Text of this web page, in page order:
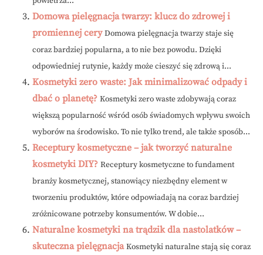
Domowa pielęgnacja twarzy: klucz do zdrowej i
promiennej cery Domowa pielęgnacja twarzy staje się
coraz bardziej popularna, a to nie bez powodu. Dzięki
odpowiedniej rutynie, każdy może cieszyć się zdrową i...
Kosmetyki zero waste: Jak minimalizować odpady i
dbać o planetę? Kosmetyki zero waste zdobywają coraz
większą popularność wśród osób świadomych wpływu swoich
wyborów na środowisko. To nie tylko trend, ale także sposób...
Receptury kosmetyczne – jak tworzyć naturalne
kosmetyki DIY? Receptury kosmetyczne to fundament
branży kosmetycznej, stanowiący niezbędny element w
tworzeniu produktów, które odpowiadają na coraz bardziej
zróżnicowane potrzeby konsumentów. W dobie...
Naturalne kosmetyki na trądzik dla nastolatków –
skuteczna pielęgnacja Kosmetyki naturalne stają się coraz